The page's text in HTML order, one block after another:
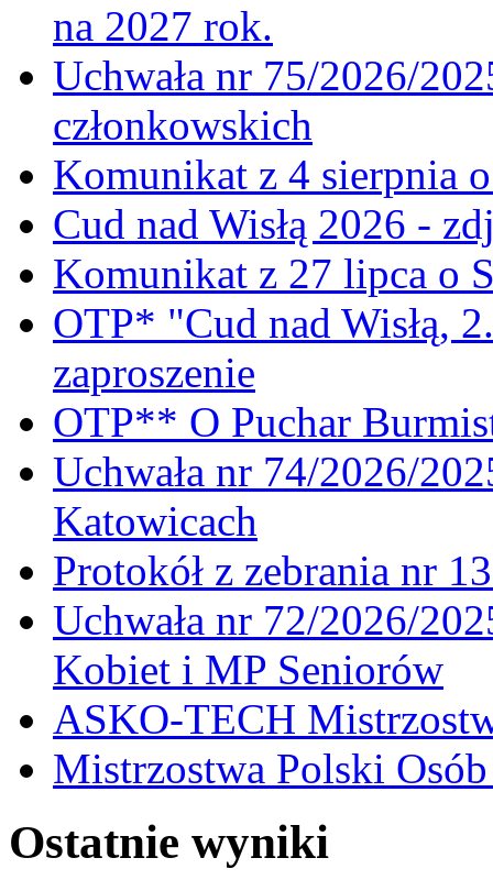
na 2027 rok.
Uchwała nr 75/2026/
członkowskich
Komunikat z 4 sierpnia
Cud nad Wisłą 2026 -
Komunikat z 27 lipca o
OTP* "Cud nad Wisłą,
zaproszenie
OTP** O Puchar
Uchwała nr 74/2026/
Katowicach
Protokół z zebrania nr
Uchwała nr 72/2026/
Kobiet i MP Seniorów
ASKO-TECH
Mistrzostwa Polski
Ostatnie wyniki